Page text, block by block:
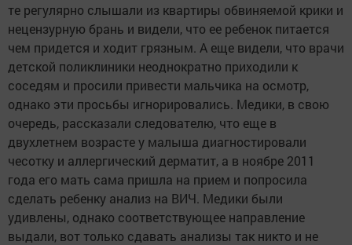
те регулярно слышали из квартиры обвиняемой крики и
нецензурную брань и видели, что ее ребенок питается
чем придется и ходит грязным. А еще видели, что врачи
детской поликлиники неоднократно приходили к
соседям и просили привести мальчика на осмотр,
однако эти просьбы игнорировались. Медики, в свою
очередь, рассказали следователю, что еще в
двухлетнем возрасте у малыша диагностировали
чесотку и аллергический дерматит, а в ноябре 2011
года его мать сама пришла на прием и попросила
сделать ребенку анализ на ВИЧ. Медики были
удивлены, однако соответствующее направление
выдали, вот только сдавать анализы так никто и не